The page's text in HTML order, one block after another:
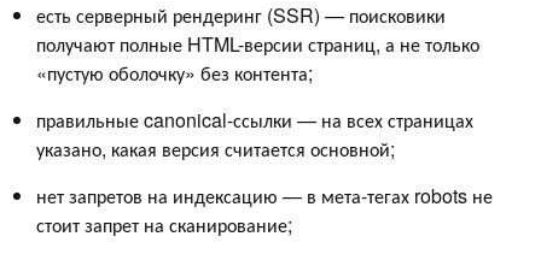
есть серверный рендеринг (SSR) — поисковики
получают полные HTML-версии страниц, а не только
«пустую оболочку» без контента;
правильные canonical-ссылки — на всех страницах
указано, какая версия считается основной;
нет запретов на индексацию — в мета-тегах robots не
стоит запрет на сканирование;